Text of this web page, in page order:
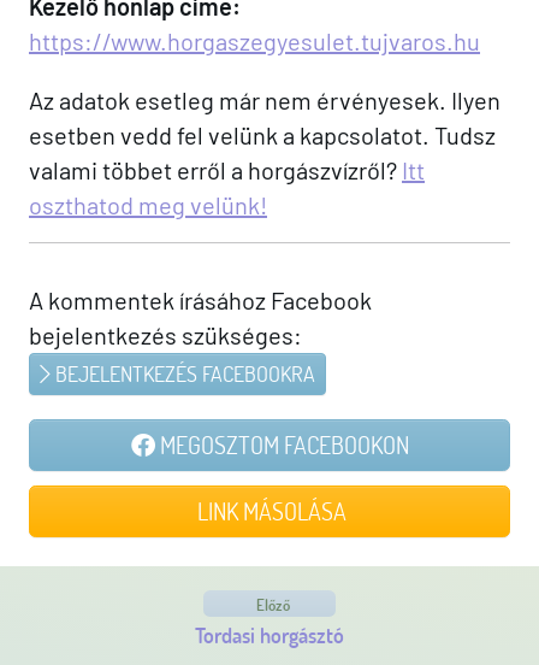
Kezelő honlap címe:
https://www.horgaszegyesulet.tujvaros.hu
Az adatok esetleg már nem érvényesek. Ilyen
esetben vedd fel velünk a kapcsolatot. Tudsz
valami többet erről a horgászvízről? Itt
oszthatod meg velünk!
A kommentek írásához Facebook
bejelentkezés szükséges:
BEJELENTKEZÉS FACEBOOKRA
MEGOSZTOM FACEBOOKON
LINK MÁSOLÁSA
Előző
Tordasi horgásztó